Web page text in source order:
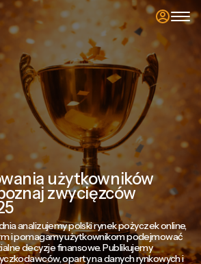
użytkowników
zwycięzców
analizujemy polski rynek pożyczek online,
i pomagamy użytkownikom podejmować
decyzje finansowe. Publikujemy
oparty na danych rynkowych i